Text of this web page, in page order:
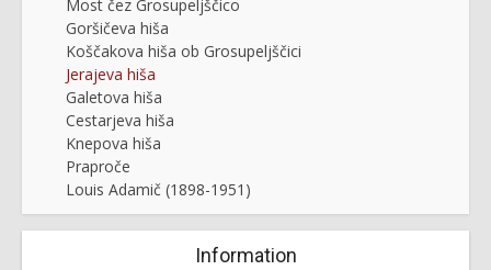
Most čez Grosupeljščico
Goršičeva hiša
Koščakova hiša ob Grosupeljščici
Jerajeva hiša
Galetova hiša
Cestarjeva hiša
Knepova hiša
Praproče
Louis Adamič (1898-1951)
Information